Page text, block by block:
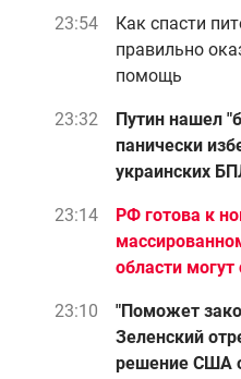
23:54
Как спасти
правильно
помощь
23:32
Путин нашел
панически
украинских
23:14
РФ готова к
области
23:10
"Поможет
Зеленский
решение США